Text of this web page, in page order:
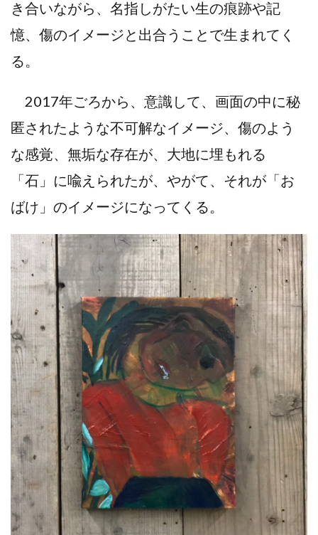
き合いながら、名指しがたい生の痕跡や記
憶、傷のイメージと出合うことで生まれてく
る。
2017年ごろから、意識して、画面の中に秘
匿されたような不可解なイメージ、傷のよう
な感覚、無垢な存在が、大地に埋もれる
「石」に喩えられたが、やがて、それが「お
ばけ」のイメージになってくる。